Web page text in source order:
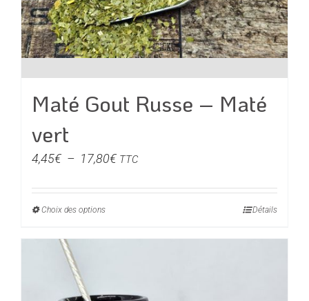
Maté Gout Russe – Maté
vert
4,45€ – 17,80€Plage
prix :
TTC
Choix des optionsCe
Détails